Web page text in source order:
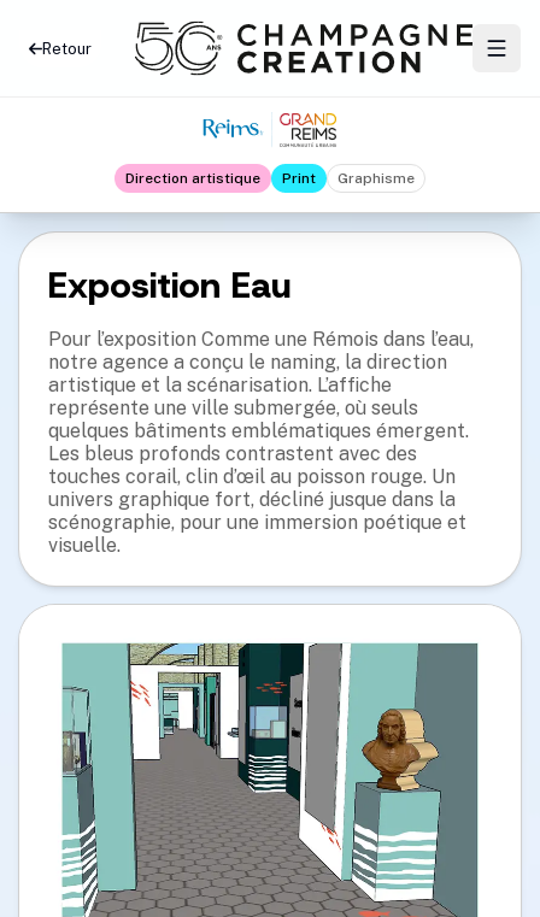
Retour
Direction artistique Print Graphisme
Exposition Eau
Pour l’exposition Comme une Rémois dans l’eau,
notre agence a conçu le naming, la direction
artistique et la scénarisation. L’affiche
représente une ville submergée, où seuls
quelques bâtiments emblématiques émergent.
Les bleus profonds contrastent avec des
touches corail, clin d’œil au poisson rouge. Un
univers graphique fort, décliné jusque dans la
scénographie, pour une immersion poétique et
visuelle.